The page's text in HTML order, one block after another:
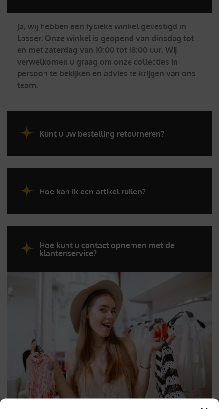
Ja, wij hebben een fysieke winkel gevestigd in
Losser. Onze winkel is geopend van dinsdag tot
en met zaterdag van 10:00 tot 18:00 uur. Wij
verwelkomen u graag om onze collecties in
persoon te bekijken en advies te krijgen van ons
team.
Kunt u uw bestelling retourneren?
Hoe kan ik een artikel ruilen?
Hoe kunt u contact opnemen met de
klantenservice?